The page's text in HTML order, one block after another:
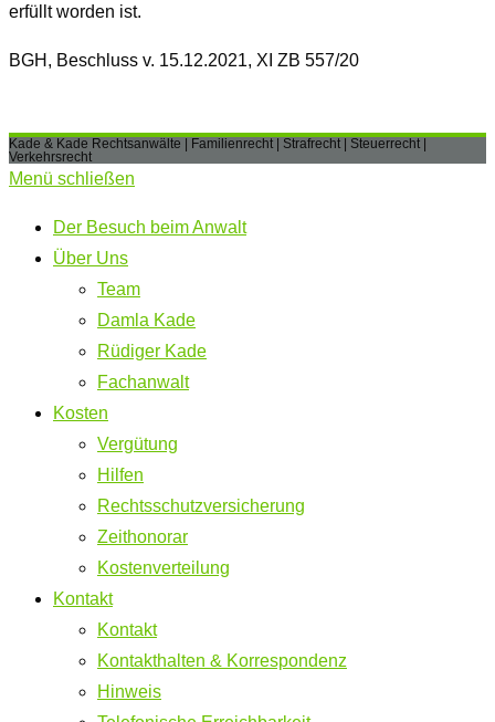
erfüllt worden ist.
BGH, Beschluss v. 15.12.2021, XI ZB 557/20
Kade & Kade Rechtsanwälte | Familienrecht | Strafrecht | Steuerrecht |
Verkehrsrecht
Menü schließen
Der Besuch beim Anwalt
Über Uns
Team
Damla Kade
Rüdiger Kade
Fachanwalt
Kosten
Vergütung
Hilfen
Rechtsschutzversicherung
Zeithonorar
Kostenverteilung
Kontakt
Kontakt
Kontakthalten & Korrespondenz
Hinweis